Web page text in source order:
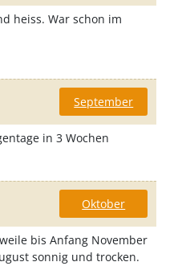
heiss. War schon im
September
in 3 Wochen
Oktober
bis Anfang November
sonnig und trocken.